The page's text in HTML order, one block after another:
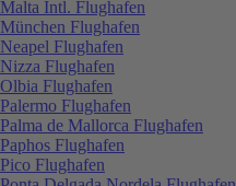
Malta Intl. Flughafen
München Flughafen
Neapel Flughafen
Nizza Flughafen
Olbia Flughafen
Palermo Flughafen
Palma de Mallorca Flughafen
Paphos Flughafen
Pico Flughafen